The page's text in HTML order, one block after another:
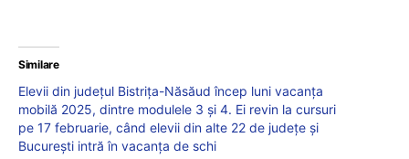
Similare
Elevii din județul Bistrița-Năsăud încep luni vacanța
mobilă 2025, dintre modulele 3 și 4. Ei revin la cursuri
pe 17 februarie, când elevii din alte 22 de județe și
București intră în vacanța de schi